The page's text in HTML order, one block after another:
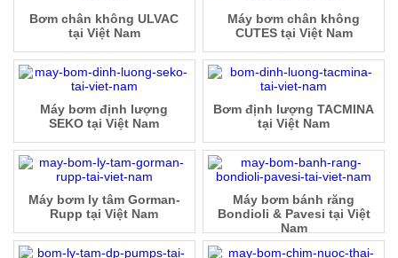
Máy bơm chân không
CUTES tại Việt Nam
Bơm chân không ULVAC
tại Việt Nam
Bơm định lượng TACMINA
tại Việt Nam
Máy bơm định lượng
SEKO tại Việt Nam
Máy bơm bánh răng
Bondioli & Pavesi tại Việt
Nam
Máy bơm ly tâm Gorman-
Rupp tại Việt Nam